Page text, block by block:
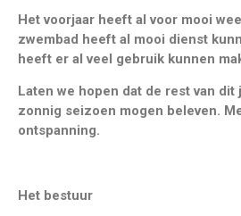
Het voorjaar heeft al voor mooi
zwembad heeft al mooi dienst
heeft er al veel gebruik kunnen
Laten we hopen dat de rest van dit
zonnig seizoen mogen beleven.
ontspanning.
Het bestuur